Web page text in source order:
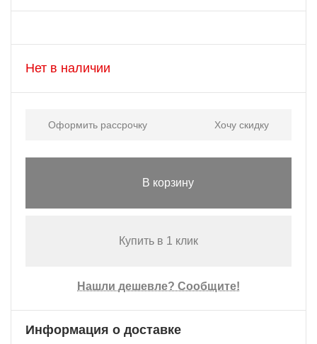
Нет в наличии
Оформить рассрочку Хочу скидку
В корзину
Купить в 1 клик
Нашли дешевле? Сообщите!
Информация о доставке